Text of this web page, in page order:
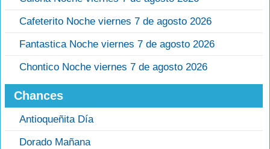
Cafeterito Noche viernes 7 de agosto 2026
Fantastica Noche viernes 7 de agosto 2026
Chontico Noche viernes 7 de agosto 2026
Chances
Antioqueñita Día
Dorado Mañana